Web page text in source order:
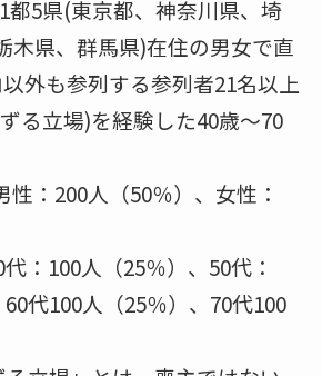
台上のスクリーンや特殊カー
メージ映像等を照射できる疑